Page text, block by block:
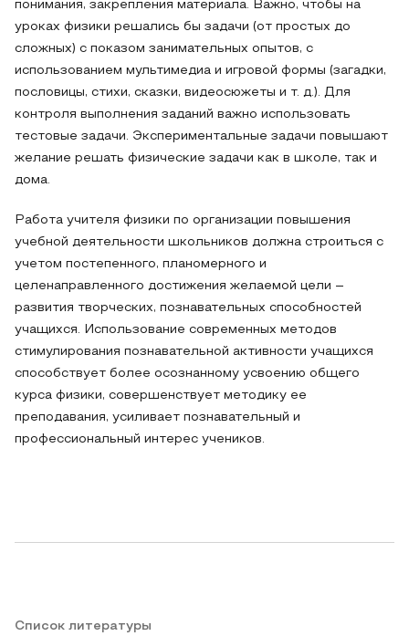
понимания, закрепления материала. Важно, чтобы на
уроках физики решались бы задачи (от простых до
сложных) с показом занимательных опытов, с
использованием мультимедиа и игровой формы (загадки,
пословицы, стихи, сказки, видеосюжеты и т. д.). Для
контроля выполнения заданий важно использовать
тестовые задачи. Экспериментальные задачи повышают
желание решать физические задачи как в школе, так и
дома.
Работа учителя физики по организации повышения
учебной деятельности школьников должна строиться с
учетом постепенного, планомерного и
целенаправленного достижения желаемой цели –
развития творческих, познавательных способностей
учащихся. Использование современных методов
стимулирования познавательной активности учащихся
способствует более осознанному усвоению общего
курса физики, совершенствует методику ее
преподавания, усиливает познавательный и
профессиональный интерес учеников.
Список литературы